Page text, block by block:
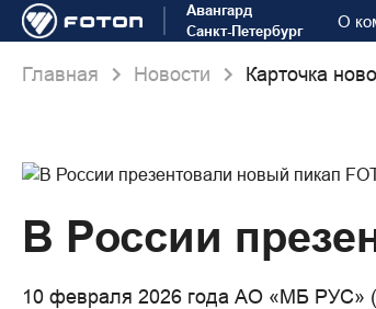
Авангард
Санкт-Петербург
О
Главная Новости Карточка
В России
10 февраля 2026 года АО «МБ РУС»